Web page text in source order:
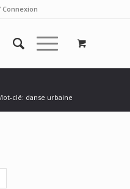
clé: danse urbaine